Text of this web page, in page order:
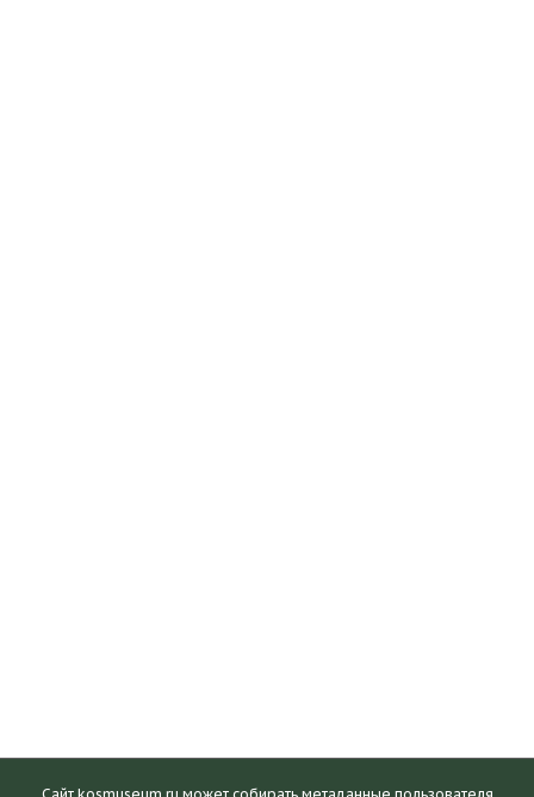
Сайт kosmuseum.ru может собирать метаданные пользователя